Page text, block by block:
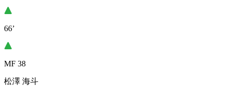
66’
MF 38
松澤 海斗